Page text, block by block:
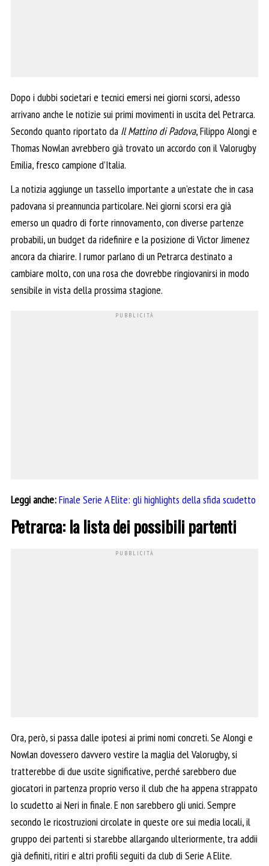
Dopo i dubbi societari e tecnici emersi nei giorni scorsi, adesso
arrivano anche le notizie sui primi movimenti in uscita del Petrarca.
Secondo quanto riportato da Il Mattino di Padova, Filippo Alongi e
Thomas Nowlan avrebbero già trovato un accordo con il Valorugby
Emilia, fresco campione d’Italia.
La notizia aggiunge un tassello importante a un’estate che in casa
padovana si preannuncia particolare. Nei giorni scorsi era già
emerso un quadro di forte rinnovamento, con diverse partenze
probabili, un budget da ridefinire e la posizione di Victor Jimenez
ancora da chiarire. I rumor parlano di un Petrarca destinato a
cambiare molto, con una rosa che dovrebbe ringiovanirsi in modo
sensibile in vista della prossima stagione.
Leggi anche:Finale Serie A Elite: gli highlights della sfida scudetto
Petrarca: la lista dei possibili partenti
Ora, però, si passa dalle ipotesi ai primi nomi concreti. Se Alongi e
Nowlan dovessero davvero vestire la maglia del Valorugby, si
tratterebbe di due uscite significative, perché sarebbero due
giocatori in partenza proprio verso il club che ha appena strappato
lo scudetto ai Neri in finale. E non sarebbero gli unici. Sempre
secondo le ricostruzioni circolate in queste ore sui media locali, il
gruppo dei partenti si starebbe allargando ulteriormente, tra addii
già definiti, ritiri e altri profili seguiti da club di Serie A Elite.